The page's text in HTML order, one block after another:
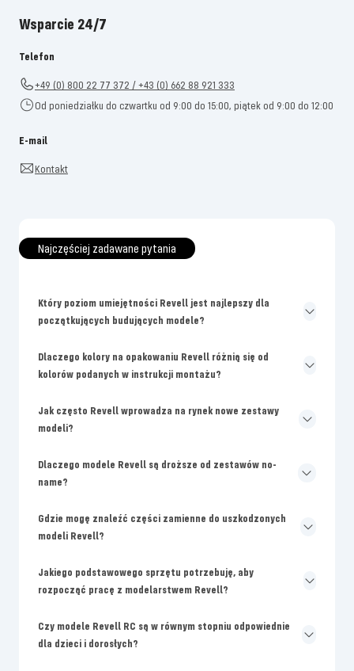
Wsparcie 24/7
Telefon
+49 (0) 800 22 77 372 / +43 (0) 662 88 921 333
Od poniedziałku do czwartku od 9:00 do 15:00, piątek od 9:00 do 12:00
E-mail
Kontakt
Najczęściej zadawane pytania
Który poziom umiejętności Revell jest najlepszy dla
początkujących budujących modele?
Dlaczego kolory na opakowaniu Revell różnią się od
kolorów podanych w instrukcji montażu?
Jak często Revell wprowadza na rynek nowe zestawy
modeli?
Dlaczego modele Revell są droższe od zestawów no-
name?
Gdzie mogę znaleźć części zamienne do uszkodzonych
modeli Revell?
Jakiego podstawowego sprzętu potrzebuję, aby
rozpocząć pracę z modelarstwem Revell?
Czy modele Revell RC są w równym stopniu odpowiednie
dla dzieci i dorosłych?